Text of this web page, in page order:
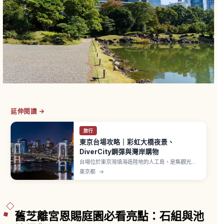
延伸閱讀 →
旅行
東京台場攻略｜彩虹大橋夜景、
DiverCity鋼彈與灣岸購物
台場位於東京灣填海造陸地的人工島，是集觀光、
購物、娛樂於一身的東京代表性海濱區域。「彩虹
東京都 →
舊芝離宮恩賜庭園必看亮點：石組與池